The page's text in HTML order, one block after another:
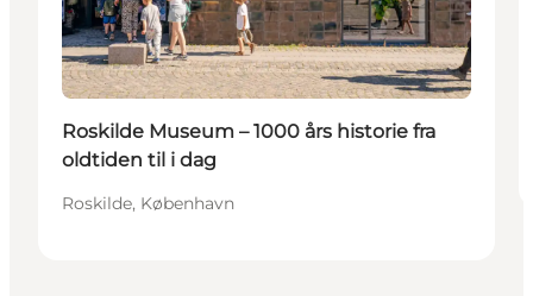
Roskilde Museum – 1000 års historie fra
oldtiden til i dag
Roskilde, København